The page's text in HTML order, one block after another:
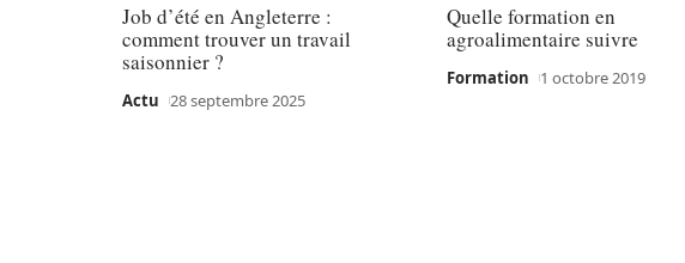
Job d’été en Angleterre :
comment trouver un travail
saisonnier ?
Actu 28 septembre 2025
Quelle formation en
agroalimentaire suivre
Formation 1 octobre 2019